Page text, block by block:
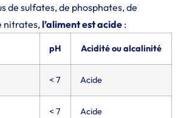
de sulfates, de phosphates, de
nitrates,l’aliment est acide :
pH Acidité ou alcalinité
< 7 Acide
< 7 Acide